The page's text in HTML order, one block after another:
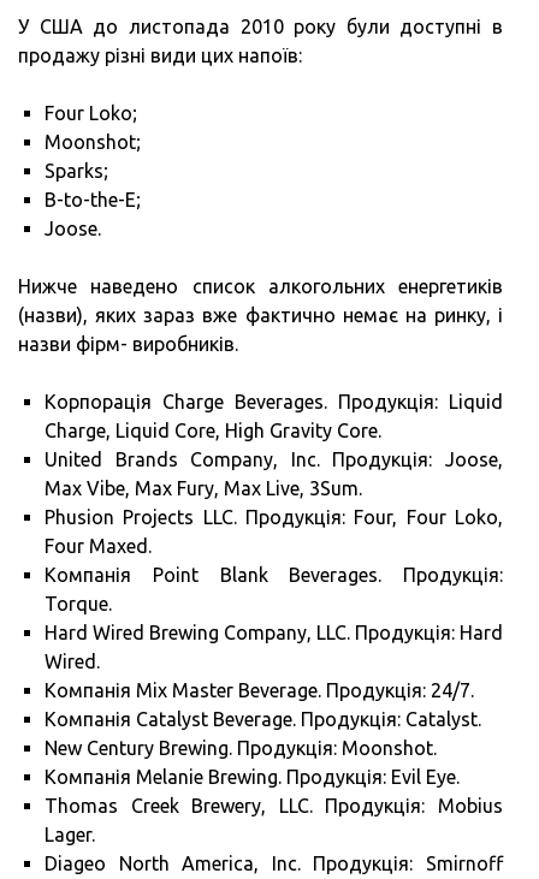
У США до листопада 2010 року були доступні в
продажу різні види цих напоїв:
Four Loko;
Moonshot;
Sparks;
B-to-the-E;
Joose.
Нижче наведено список алкогольних енергетиків
(назви), яких зараз вже фактично немає на ринку, і
назви фірм- виробників.
Корпорація Charge Beverages. Продукція: Liquid
Charge, Liquid Core, High Gravity Core.
United Brands Company, Inc. Продукція: Joose,
Max Vibe, Max Fury, Max Live, 3Sum.
Phusion Projects LLC. Продукція: Four, Four Loko,
Four Maxed.
Компанія Point Blank Beverages. Продукція:
Torque.
Hard Wired Brewing Company, LLC. Продукція: Hard
Wired.
Компанія Mix Master Beverage. Продукція: 24/7.
Компанія Catalyst Beverage. Продукція: Catalyst.
New Century Brewing. Продукція: Moonshot.
Компанія Melanie Brewing. Продукція: Evil Eye.
Thomas Creek Brewery, LLC. Продукція: Mobius
Lager.
Diageo North America, Inc. Продукція: Smirnoff